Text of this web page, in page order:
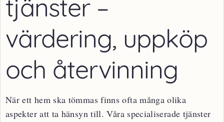
tjänster –
värdering, uppköp
och återvinning
När ett hem ska tömmas finns ofta många olika
aspekter att ta hänsyn till. Våra specialiserade tjänster